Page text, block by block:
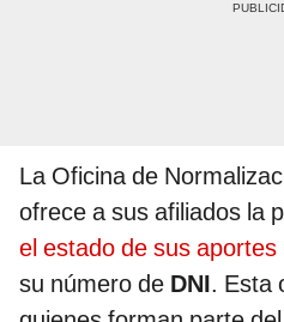
La Oficina de
ofrece a sus afiliados la
el estado de sus aportes
su número de DNI. Esta